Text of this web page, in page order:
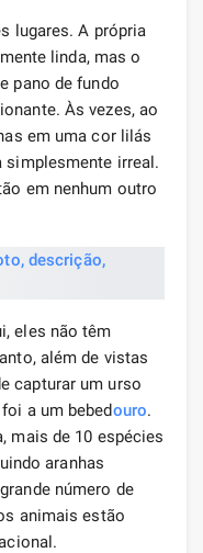
lugares. A própria
linda, mas o
pano de fundo
Às vezes, ao
em uma cor lilás
simplesmente irreal.
em nenhum outro
eles não têm
além de vistas
capturar um urso
a um bebedouro.
mais de 10 espécies
aranhas
número de
animais estão